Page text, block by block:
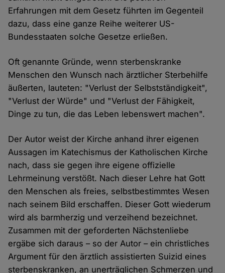
Erfahrungen mit dem Gesetz führten im Gegenteil
dazu, dass eine ganze Reihe weiterer US-
Bundesstaaten solche Gesetze erließen.
Oft genannte Gründe, wenn sterbenskranke
Menschen den Wunsch nach ärztlicher Sterbehilfe
äußerten, lauteten: "Verlust der Selbstständigkeit",
"Verlust der Würde" und "Verlust der Fähigkeit,
Dinge zu tun, die das Leben lebenswert machen".
Der Autor weist der Kirche anhand ihrer eigenen
Aussagen im Katechismus der Katholischen Kirche
nach, dass sie gegen ihre eigene offizielle
Lehrmeinung verstößt. Nach dieser Lehre hat Gott
den Menschen als freies, selbstbestimmtes Wesen
nach seinem Bild erschaffen. Dieser Gott wiederum
wird als barmherzig und verzeihend bezeichnet.
Zusammen mit der geforderten Nächstenliebe
ergäbe sich daraus – so der Autor – ein christliches
Argument für den ärztlich assistierten Suizid eines
sterbenskranken, an unerträglichen Schmerzen und